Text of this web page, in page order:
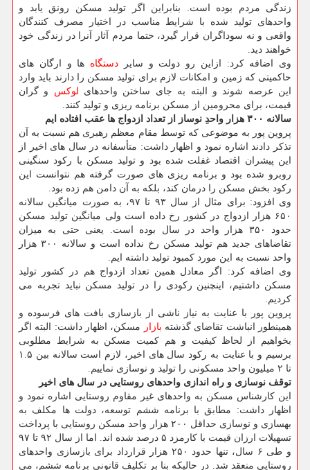
زندگی مردم بوده است. بنابراین اگر تولید مسكن رونق یابد و
واحدهای تولید شده با شرایط مناسب در اختیار مصرف كنندگان
واقعی و نه سوداگران قرار گیرد، حتما مردم آثار آنرا در زندگی خود
خواهند دید.
وی اضافه كرد: ازاین رو دولت و سایر دستگاه ها و ارگان های
حاكمیتی كه زمین و امكانات لازم برای تولید مسكن را دارند باید وارد
این عرصه شوند و البته به جای ساختن واحدهای لوكس و گران
قیمت، برای محرومین از مسكن برنامه ریزی و تولید كنند.
سالانه ۳۰۰ هزار واحدِ نوساز از تعداد ازدواج ها عقب افتاده ایم
پروین پور به موضوعی كه توسط مقام معظم رهبری هم نسبت به آن
تذكر دادند اشاره نمود و اظهار داشت: متأسفانه در سال های اخیر از
این پیشران اقتصاد غفلت شده بود و تولید مسكن با ركود سنگینی
روبرو شده بود و برنامه ریزی های صورت گرفته هم نتوانست این
ركود بخش مسكن را درمان كند، بلكه به آن دامن هم زده بود.
وی افزود: برای مثال از سال ۹۳ تا ۹۷، به صورت میانگین سالانه
۶۵۰ هزار ازدواج در كشور رخ داده است ولی میانگین تولید مسكن
حدود ۳۵۰ هزار واحد در سال بوده است. یعنی حتی به میزان
تقاضاهای جدید هم تولید مسكن رخ نداده است و سالانه ۳۰۰ هزار
واحد نسبت به این مورد كمبود تولید داشته ایم.
وی اضافه كرد: اگر معادل همین تعداد ازدواج هم در كشور تولید
مسكن داشتیم، اینچنین ركودی را در تولید مسكن نباید تجربه می
كردیم.
پروین پور با عنایت به نیاز ناشی از بازسازی بافت های فرسوده و
همینطور انباشت تقاضای گذشته بازار
مسكن، اظهار داشت: البته اگر
بخواهیم از لحاظ كیفیت و هم كمیت مسكن به شرایط مطلوبی
برسیم و با عنایت به ركود سال های اخیر، لازم است سالانه بین ۱.۵
تا ۲ میلیون واحد مسكونی را تولید و نوسازی نماییم.
توقف نوسازی و راه اندازی واحدهای روستایی در سال های اخیر
این كارشناس مسكن به واحدهای غیر مقاوم روستایی اشاره نمود و
اظهار داشت: مطابق با برنامه ششم توسعه، دولت ها مكلف به
بهسازی و نوسازی حداقل ۲۰۰ هزار واحد مسكن روستایی با پرداخت
تسهیلات ارزان قیمت با كارمزد ۵ درصد شده اند. اما از سال ۹۲ تا ۹۷
و طی ۶ سال، تنها حدود ۲۵۰ هزار قرارداد برای بازسازی واحدهای
روستایی منعقد شد. در حالیكه بنا بر تكلیف قانونی برنامه ششم، می